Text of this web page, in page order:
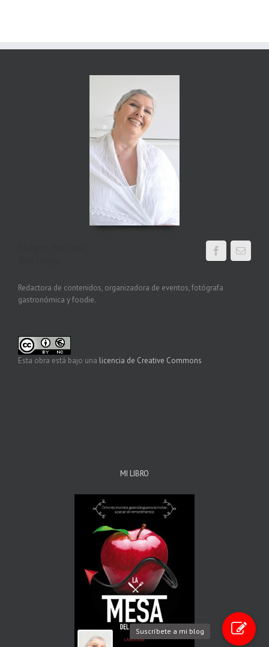
Redactora de contenidos, organizadora de eventos, fotógrafa
gastronómica y foodie.
Esta obra está bajo una licencia de Creative Commons
MI LIBRO
Suscríbete a mi blog